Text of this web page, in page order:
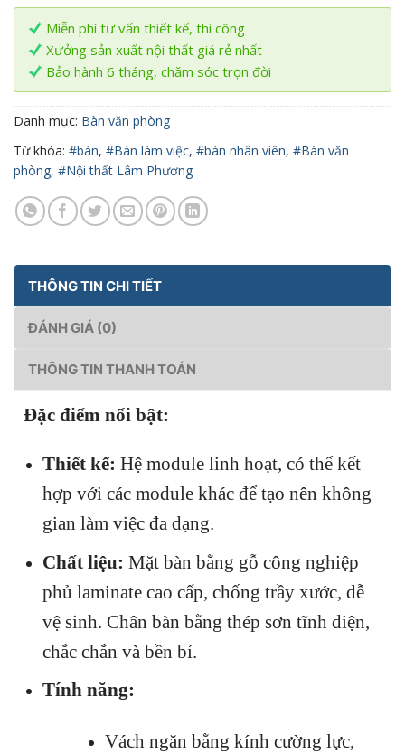
Miễn phí tư vấn thiết kế, thi công
Xưởng sản xuất nội thất giá rẻ nhất
Bảo hành 6 tháng, chăm sóc trọn đời
Danh mục: Bàn văn phòng
Từ khóa: #bàn, #Bàn làm việc, #bàn nhân viên, #Bàn văn
phòng, #Nội thất Lâm Phương
THÔNG TIN CHI TIẾT
ĐÁNH GIÁ (0)
THÔNG TIN THANH TOÁN
Đặc điểm nổi bật:
Thiết kế: Hệ module linh hoạt, có thể kết
hợp với các module khác để tạo nên không
gian làm việc đa dạng.
Chất liệu: Mặt bàn bằng gỗ công nghiệp
phủ laminate cao cấp, chống trầy xước, dễ
vệ sinh. Chân bàn bằng thép sơn tĩnh điện,
chắc chắn và bền bỉ.
Tính năng:
Vách ngăn bằng kính cường lực,